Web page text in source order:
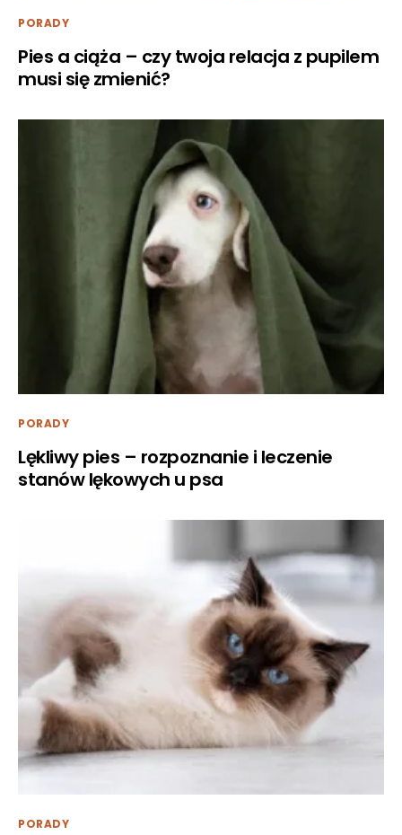
PORADY
Pies a ciąża – czy twoja relacja z pupilem
musi się zmienić?
PORADY
Lękliwy pies – rozpoznanie i leczenie
stanów lękowych u psa
PORADY